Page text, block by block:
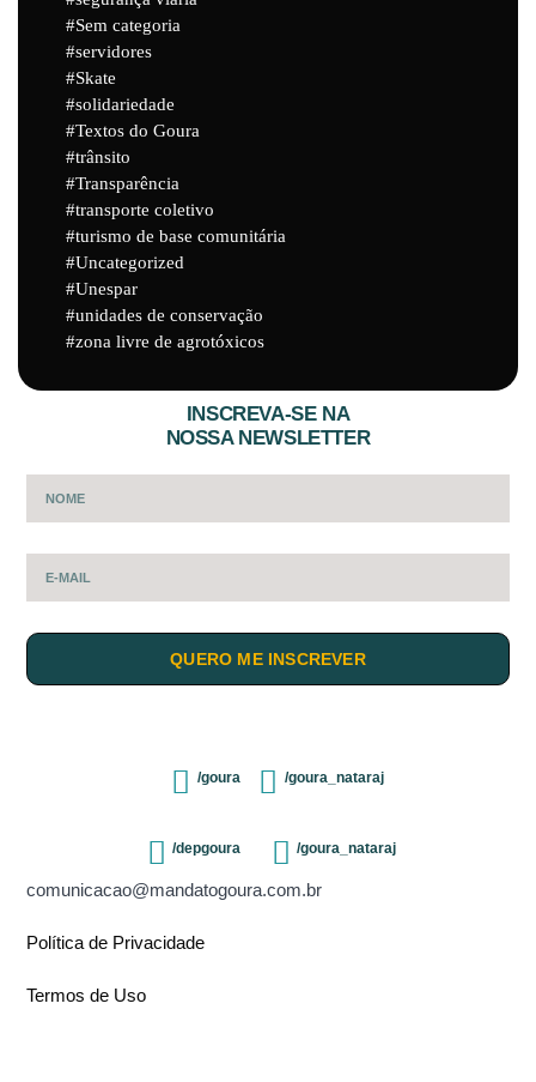
Sem categoria
servidores
Skate
solidariedade
Textos do Goura
trânsito
Transparência
transporte coletivo
turismo de base comunitária
Uncategorized
Unespar
unidades de conservação
zona livre de agrotóxicos
INSCREVA-SE NA
NOSSA NEWSLETTER
QUERO ME INSCREVER
/goura /goura_nataraj
/depgoura /goura_nataraj
comunicacao@mandatogoura.com.br
Política de Privacidade
Termos de Uso